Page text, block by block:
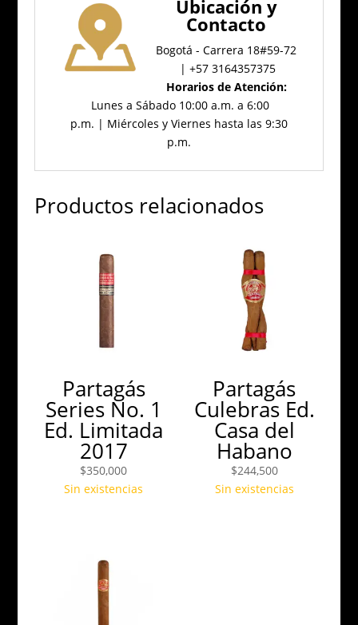
Ubicación y
Contacto
Bogotá - Carrera 18#59-72
| +57 3164357375
Horarios de Atención:
Lunes a Sábado 10:00 a.m. a 6:00
p.m. | Miércoles y Viernes hasta las 9:30
p.m.
Productos relacionados
Partagás
Series No. 1
Ed. Limitada
2017
$350,000
Sin existencias
Partagás
Culebras Ed.
Casa del
Habano
$244,500
Sin existencias